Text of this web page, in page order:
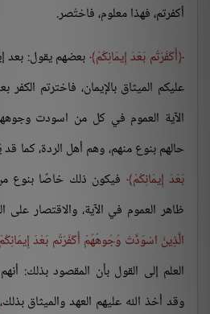
أكفرتم، فهذا معلوم، فاختُصر.
أَكَفَرْتُم بَعْدَ إِيمَانِكُمْ بعضهم يقول: بعد
عليكم الميثاق بالإيمان، فاخترتم
الآية العموم في كل من اسودت
حالهم بنوع منهم، وهم أهل الردة، كما
بَعْدَ إِيمَانِكُمْ
فيكون ذلك خاصًا بنوع من
ظاهر العموم في الآية، والاقتصار على
الَّذِينَ اسْوَدَّتْ وُجُوهُهُمْ أَكَفَرْتُم بَعْدَ إِيمَانِكُمْ
العلم إلى القول بأن المقصود بذلك:
وقد أخذ الله عليهم العهد والميثاق